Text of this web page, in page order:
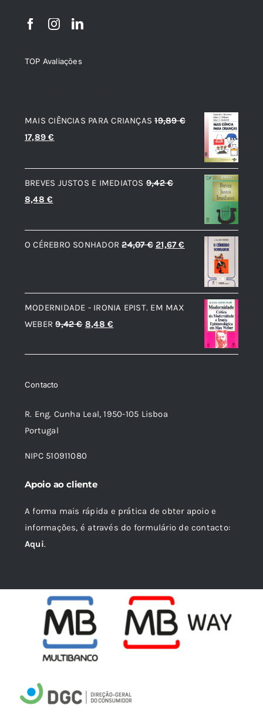
TOP Avaliações
MAIS CIÊNCIAS PARA CRIANÇAS 19,89€
O
original
era:
19,89 €.
17,89€
atual
é:
BREVES JUSTOS E IMEDIATOS 9,42€
O
original
era:
8,48€
atual
é:
O CÉREBRO SONHADOR 24,07€ O
era:
24,07 €.
21,67€
é:
21,67 €.
MODERNIDADE - IRONIA EPIST. EM MAX
WEBER 9,42€ O
original
8,48€
atual
Contacto
R. Eng. Cunha Leal, 1950-105 Lisboa
Portugal
NIPC 510911080
Apoio ao cliente
A forma mais rápida e prática de obter apoio e
informações, é através do formulário de contacto:
Aqui.